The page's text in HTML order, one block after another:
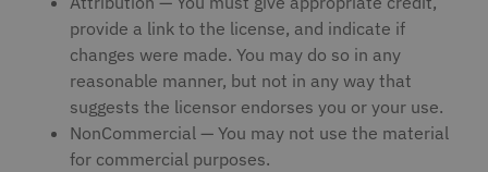
provide a link to the license, and indicate if
changes were made. You may do so in any
reasonable manner, but not in any way that
suggests the licensor endorses you or your use.
NonCommercial — You may not use the material
for commercial purposes.